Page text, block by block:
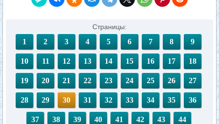
Страницы:
1 2 3 4 5 6 7 8 9
10 11 12 13 14 15 16 17 18
19 20 21 22 23 24 25 26 27
28 29 30 31 32 33 34 35 36
37 38 39 40 41 42 43 44